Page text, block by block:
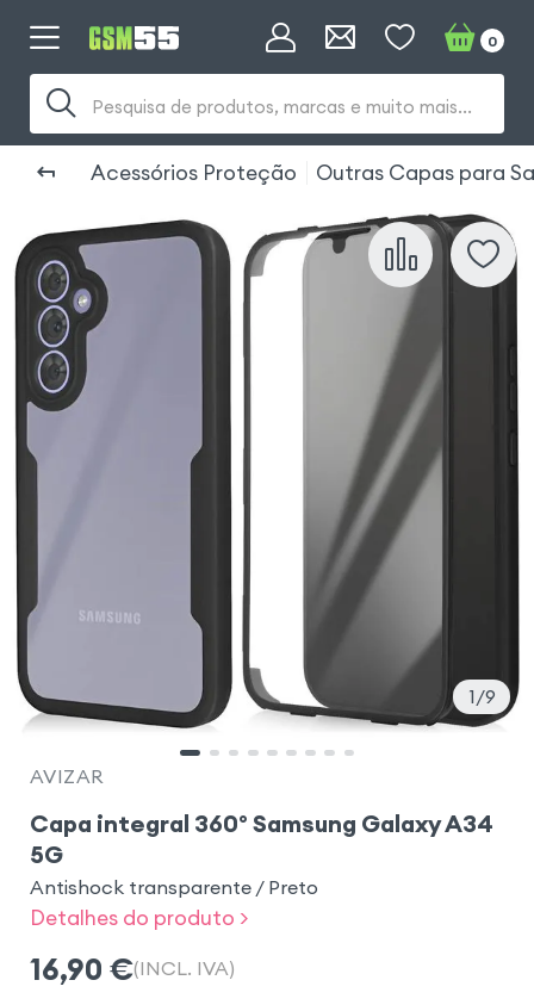
Pesquisa de produtos, marcas e muito mais...
0
Acessórios Proteção Outras Capas para
1 9
AVIZAR
Capa integral 360° Samsung Galaxy A34
5G
Antishock transparente / Preto
Detalhes do produto >
16,90 €(INCL. IVA)